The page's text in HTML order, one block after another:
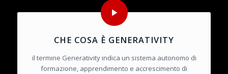
CHE COSA È GENERATIVITY
il termine Generativity indica un sistema autonomo di
formazione, apprendimento e accrescimento di